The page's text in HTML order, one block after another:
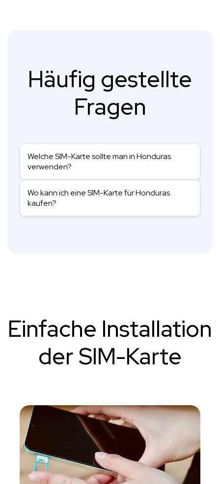
Häufig gestellte
Fragen
Welche SIM-Karte sollte man in Honduras
verwenden?
Wo kann ich eine SIM-Karte für Honduras
kaufen?
Einfache Installation
der SIM-Karte